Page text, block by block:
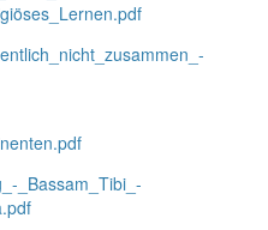
_Bassam_Tibi_-